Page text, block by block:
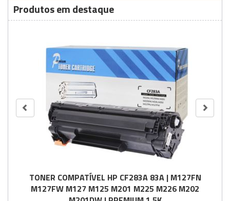
Produtos em destaque
TONER COMPATÍVEL HP CF283A 83A | M127FN
M127FW M127 M125 M201 M225 M226 M202